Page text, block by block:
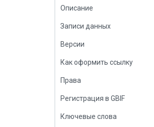
Описание
Записи данных
Версии
Как оформить ссылку
Права
Регистрация в GBIF
Ключевые слова